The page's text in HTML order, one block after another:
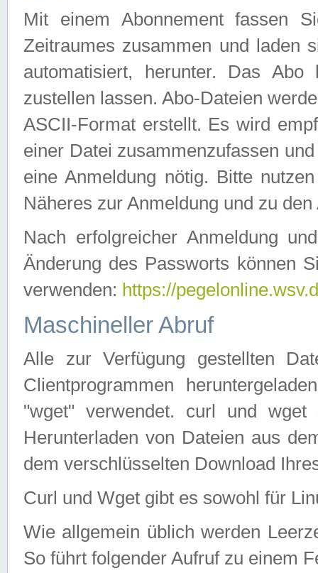
Mit einem Abonnement fassen
Zeitraumes zusammen und laden
automatisiert, herunter. Das
zustellen lassen. Abo-Dateien
ASCII-Format erstellt. Es wird
einer Datei zusammenzufassen
eine Anmeldung nötig. Bitte
Näheres zur Anmeldung und zu
Nach erfolgreicher Anmeldung
Änderung des Passworts können
verwenden: https://
Maschineller Abruf
Alle zur Verfügung gestellten
Clientprogrammen
"wget" verwendet. curl und wget
Herunterladen von Dateien aus
dem verschlüsselten Download
Curl und Wget gibt es sowohl für
Wie allgemein üblich werden
So führt folgender Aufruf zu einem